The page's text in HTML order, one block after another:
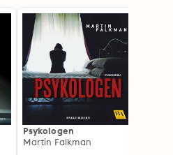
Psykologen
Martin Falkman